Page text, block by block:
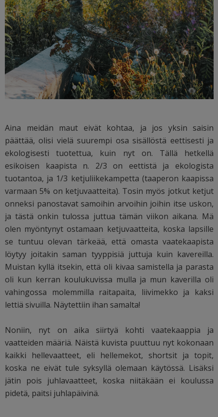
Aina meidän maut eivät kohtaa, ja jos yksin saisin
päättää, olisi vielä suurempi osa sisällöstä eettisesti ja
ekologisesti tuotettua, kuin nyt on. Tällä hetkellä
esikoisen kaapista n. 2/3 on eettistä ja ekologista
tuotantoa, ja 1/3 ketjuliikekampetta (taaperon kaapissa
varmaan 5% on ketjuvaatteita). Tosin myös jotkut ketjut
onneksi panostavat samoihin arvoihin joihin itse uskon,
ja tästä onkin tulossa juttua tämän viikon aikana. Mä
olen myöntynyt ostamaan ketjuvaatteita, koska lapsille
se tuntuu olevan tärkeää, että omasta vaatekaapista
löytyy joitakin saman tyyppisiä juttuja kuin kavereilla.
Muistan kyllä itsekin, että oli kivaa samistella ja parasta
oli kun kerran koulukuvissa mulla ja mun kaverilla oli
vahingossa molemmilla raitapaita, liivimekko ja kaksi
lettiä sivuilla. Näytettiin ihan samalta!
Noniin, nyt on aika siirtyä kohti vaatekaappia ja
vaatteiden määriä. Näistä kuvista puuttuu nyt kokonaan
kaikki hellevaatteet, eli hellemekot, shortsit ja topit,
koska ne eivät tule syksyllä olemaan käytössä. Lisäksi
jätin pois juhlavaatteet, koska niitäkään ei koulussa
pidetä, paitsi juhlapäivinä.